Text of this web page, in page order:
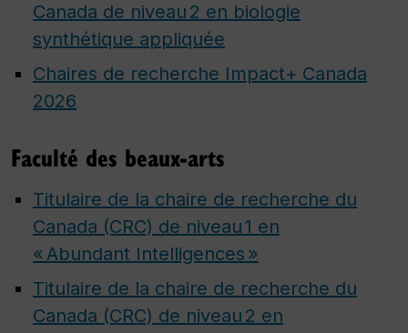
Canada de niveau 2 en biologie
synthétique appliquée
Chaires de recherche Impact+ Canada
2026
Faculté des beaux-arts
Titulaire de la chaire de recherche du
Canada (CRC) de niveau 1 en
« Abundant Intelligences »
Titulaire de la chaire de recherche du
Canada (CRC) de niveau 2 en